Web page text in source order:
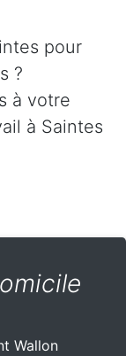
pour
?
à votre
à Saintes
Wallon